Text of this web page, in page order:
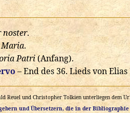
noster.
Maria.
Patri(Anfang).
– End des 36. Lieds von
Reuel und Christopher Tolkien unterliegen
und Übersetzern, die in der Bibliographie